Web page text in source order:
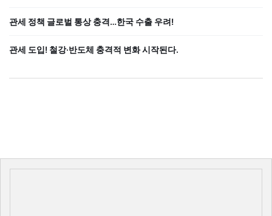
관세 정책 글로벌 통상 충격…한국 수출 우려!
관세 도입! 철강·반도체 충격적 변화 시작된다.